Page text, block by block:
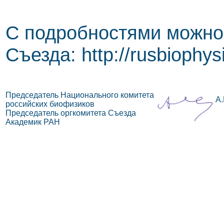
С подробностями
Съезда: http://
Председатель Национального комитета
российских биофизиков
Председатель оргкомитета Съезда
Академик РАН